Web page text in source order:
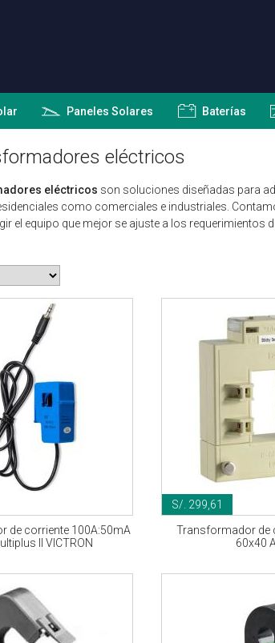
Paneles Solares Baterías
eléctricos
eléctricos son soluciones diseñadas para
como comerciales e industriales.
el equipo que mejor se ajuste a los
de corriente 100A:50mA
II VICTRON
S/. 299,61
Transformador de
60x40